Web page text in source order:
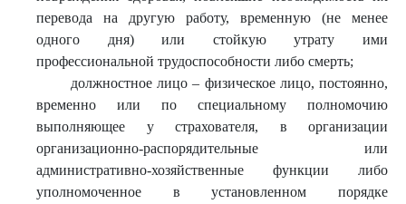
перевода на другую работу, временную (не менее
одного дня) или стойкую утрату ими
профессиональной трудоспособности либо смерть;
должностное лицо – физическое лицо, постоянно,
временно или по специальному полномочию
выполняющее у страхователя, в организации
организационно-распорядительные или
административно-хозяйственные функции либо
уполномоченное в установленном порядке